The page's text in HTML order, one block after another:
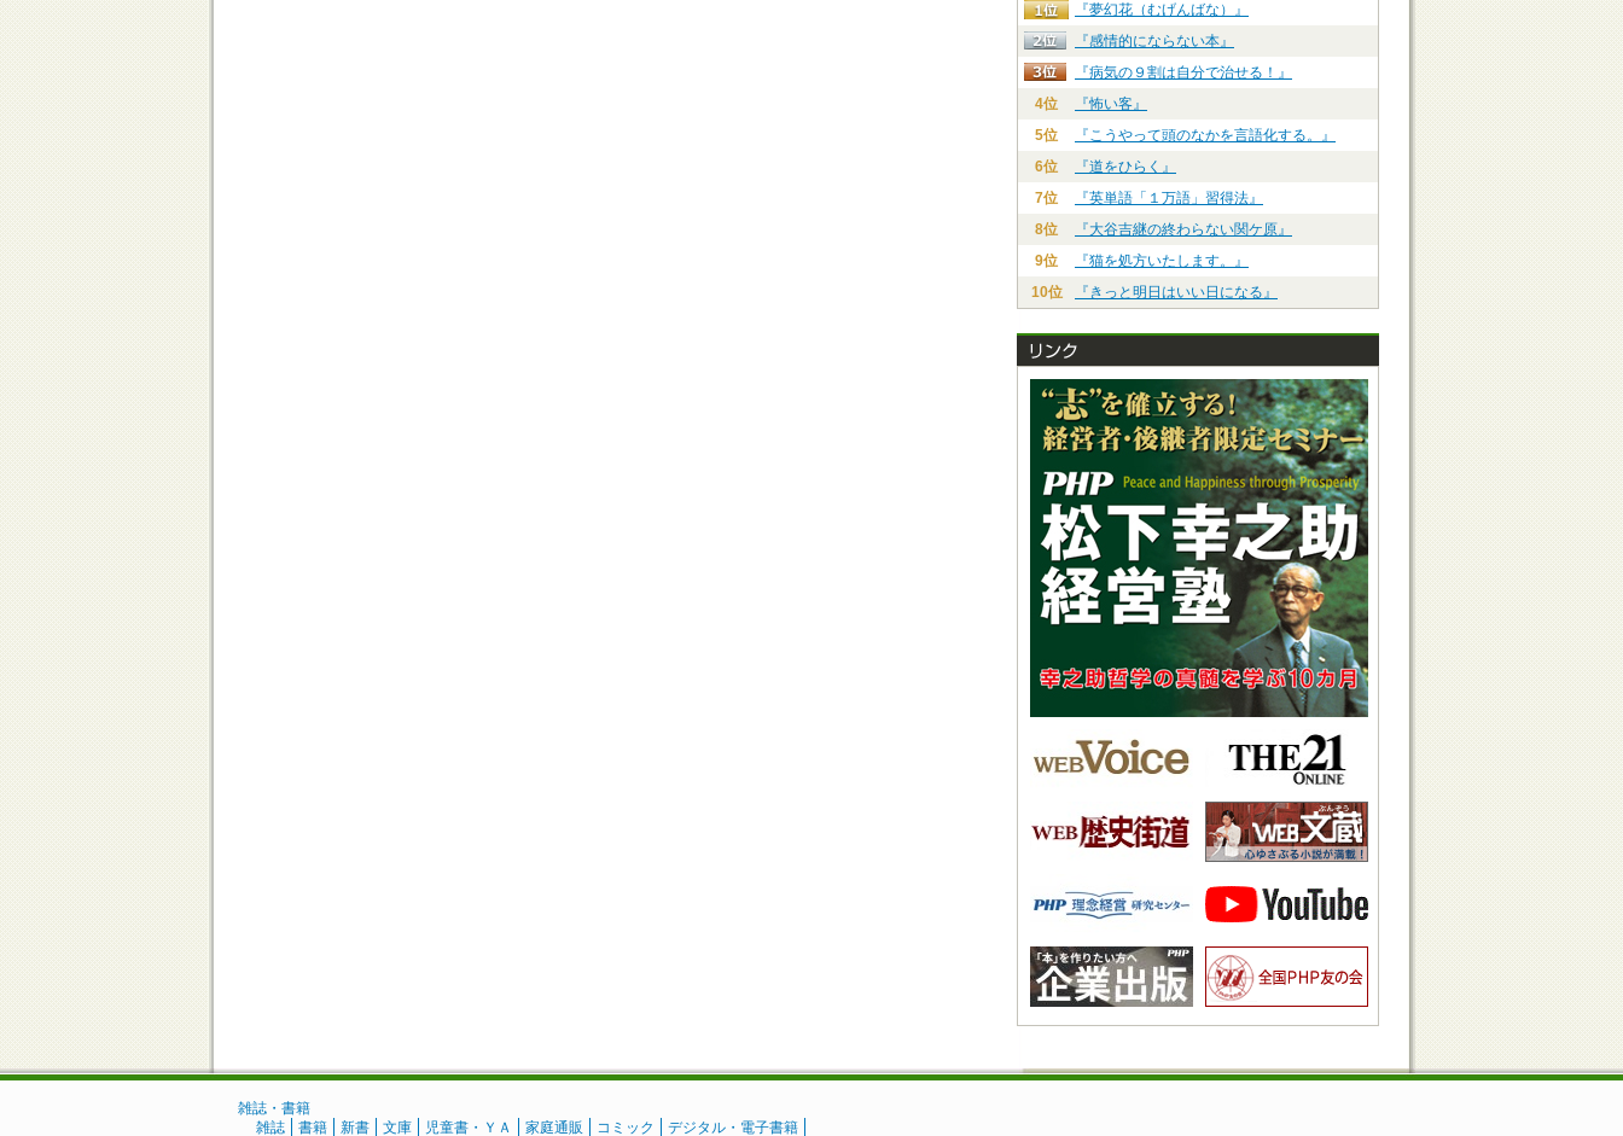
『夢幻花（むげんばな）』
『感情的にならない本』
『病気の９割は自分で治せる！』
4位
『怖い客』
5位
『こうやって頭のなかを言語化する。』
6位
『道をひらく』
7位
『英単語「１万語」習得法』
8位
『大谷吉継の終わらない関ケ原』
9位
『猫を処方いたします。』
10位
『きっと明日はいい日になる』
雑誌・書籍
雑誌
書籍 新書 文庫 児童書・ＹＡ 家庭通販 コミック デジタル・電子書籍